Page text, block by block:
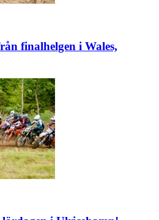
finalhelgen i Wales,